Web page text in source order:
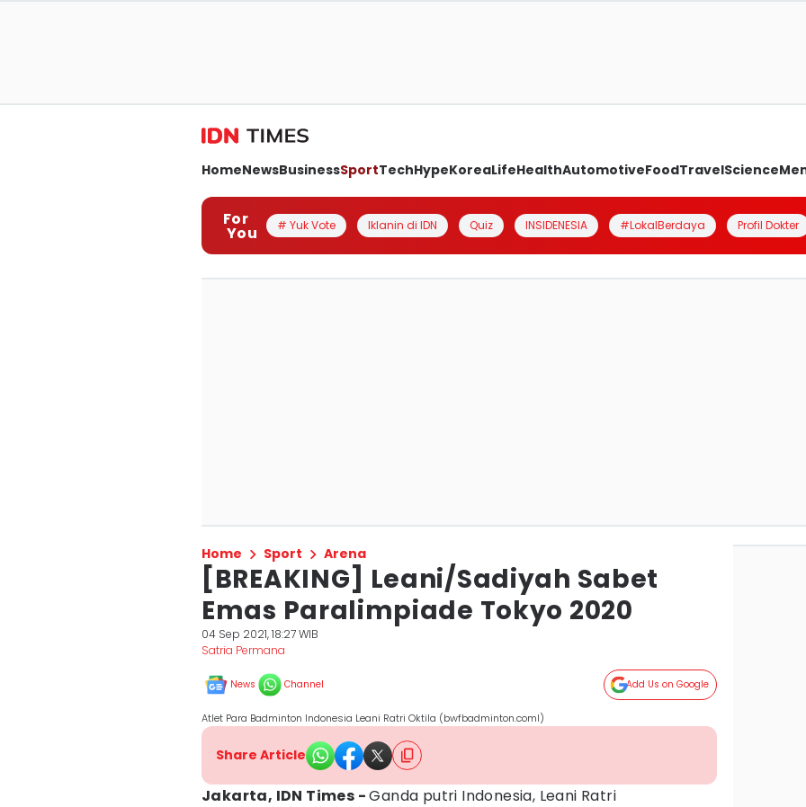
HomeNewsBusinessSportTechHypeKoreaLifeHealthAutomotiveFoodTravelScience
For
You # Yuk Vote Iklanin di IDN Quiz INSIDENESIA #LokalBerdaya Profil Dokter
Home Sport Arena
[BREAKING] Leani/Sadiyah Sabet
Emas Paralimpiade Tokyo 2020
04 Sep 2021, 18:27 WIB
Satria Permana
News Channel Add Us on Google
Atlet Para Badminton Indonesia Leani Ratri Oktila (bwfbadminton.coml)
Share Article
Jakarta, IDN Times -Ganda putri Indonesia, Leani Ratri